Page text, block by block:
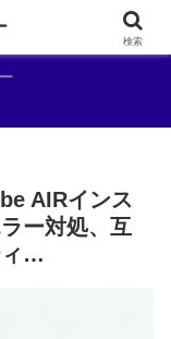
AIRインス
ー対処、互
ィ…
検索